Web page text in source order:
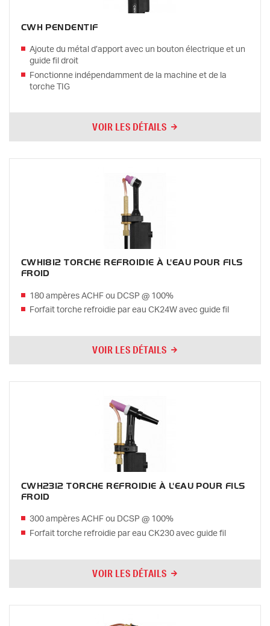
CWH PENDENTIF
Ajoute du métal d’apport avec un bouton électrique et un
guide fil droit
Fonctionne indépendamment de la machine et de la
torche TIG
VOIR LES DÉTAILS
CWH1812 TORCHE REFROIDIE À L'EAU POUR FILS
FROID
180 ampères ACHF ou DCSP @ 100%
Forfait torche refroidie par eau CK24W avec guide fil
VOIR LES DÉTAILS
CWH2312 TORCHE REFROIDIE À L'EAU POUR FILS
FROID
300 ampères ACHF ou DCSP @ 100%
Forfait torche refroidie par eau CK230 avec guide fil
VOIR LES DÉTAILS